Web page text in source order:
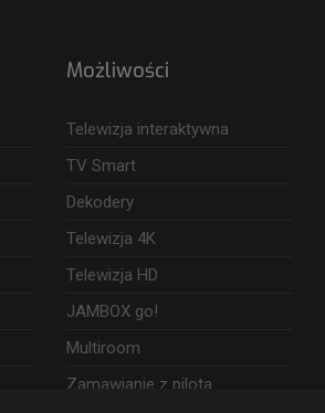
Możliwości
Telewizja interaktywna
TV Smart
Dekodery
Telewizja 4K
Telewizja HD
JAMBOX go!
Multiroom
Zamawianie z pilota